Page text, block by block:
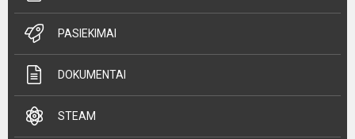
PASIEKIMAI
DOKUMENTAI
STEAM